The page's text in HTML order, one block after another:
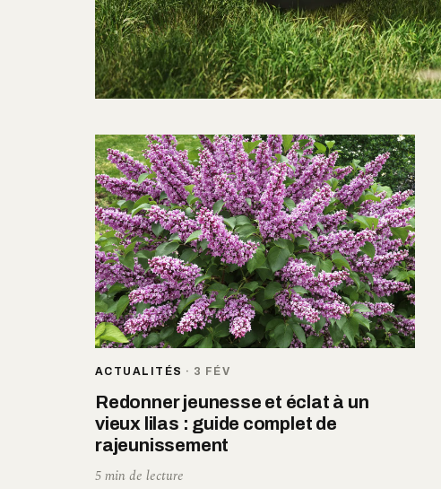
ACTUALITÉS · 3 FÉV
Redonner jeunesse et éclat à un
vieux lilas : guide complet de
rajeunissement
5 min de lecture